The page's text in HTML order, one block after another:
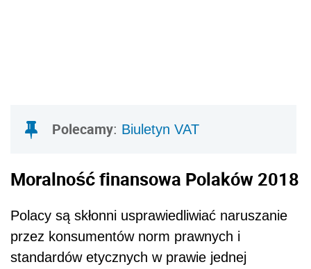
Polecamy: Biuletyn VAT
Moralność finansowa Polaków 2018
Polacy są skłonni usprawiedliwiać naruszanie
przez konsumentów norm prawnych i
standardów etycznych w prawie jednej